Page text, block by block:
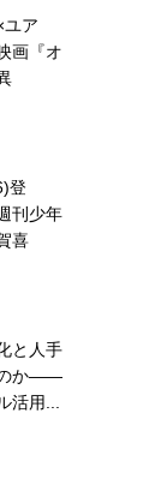
ユア
画『オ
登
刊少年
喜
と人手
のか――
活用...